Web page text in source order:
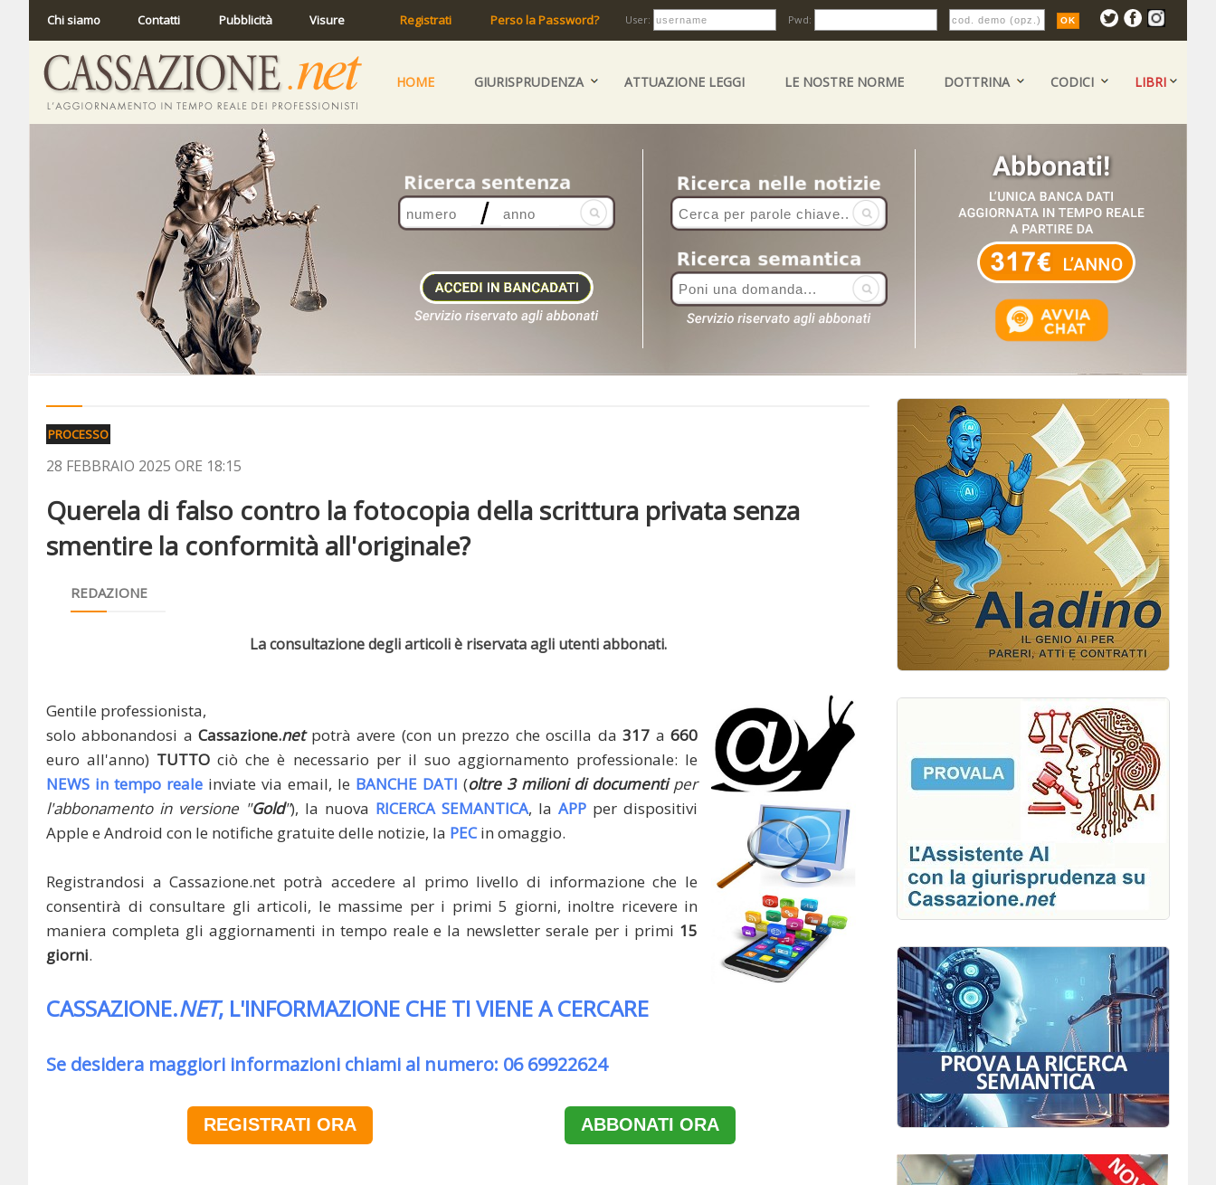
Chi siamo Contatti Pubblicità Visure Registrati Perso la Password? User: Pwd:
HOME GIURISPRUDENZA ATTUAZIONE LEGGI LE NOSTRE NORME DOTTRINA CODICI LIBRI
PROCESSO
28 FEBBRAIO 2025 ORE 18:15
Querela di falso contro la fotocopia della scrittura privata senza
smentire la conformità all'originale?
REDAZIONE
La consultazione degli articoli è riservata agli utenti abbonati.
Gentile professionista,
solo abbonandosi aCassazione.netpotrà avere (con un prezzo che oscilla da317 a660
euro all'anno) TUTTO ciò che è necessario per il suo aggiornamento professionale: le
NEWS in tempo reale inviate via email, le BANCHE DATI (oltre 3 milioni di documentiper
l'abbonamento in versione "Gold"), la nuova RICERCA SEMANTICA, la APP per dispositivi
Apple e Android con le notifiche gratuite delle notizie, la PECin omaggio.
Registrandosi a Cassazione.net potrà accedere al primo livello di informazione che le
consentirà di consultare gli articoli, le massime per i primi 5 giorni, inoltre ricevere in
maniera completa gli aggiornamenti in tempo reale e la newsletter serale per i primi 15
giorni.
CASSAZIONE.NET, L'INFORMAZIONE CHE TI VIENE A CERCARE
Se desidera maggiori informazioni chiami al numero: 06 69922624
REGISTRATI ORA ABBONATI ORA